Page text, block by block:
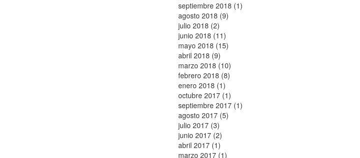
septiembre 2018 (1)
agosto 2018 (9)
julio 2018 (2)
junio 2018 (11)
mayo 2018 (15)
abril 2018 (9)
marzo 2018 (10)
febrero 2018 (8)
enero 2018 (1)
octubre 2017 (1)
septiembre 2017 (1)
agosto 2017 (5)
julio 2017 (3)
junio 2017 (2)
abril 2017 (1)
marzo 2017 (1)